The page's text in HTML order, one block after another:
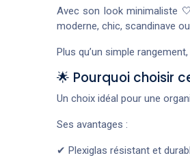
Avec son look minimaliste
moderne, chic, scandinave
Plus qu’un simple
🌟 Pourquoi choisir
Un choix idéal pour une
Ses avantages :
✔ Plexiglas résistant et